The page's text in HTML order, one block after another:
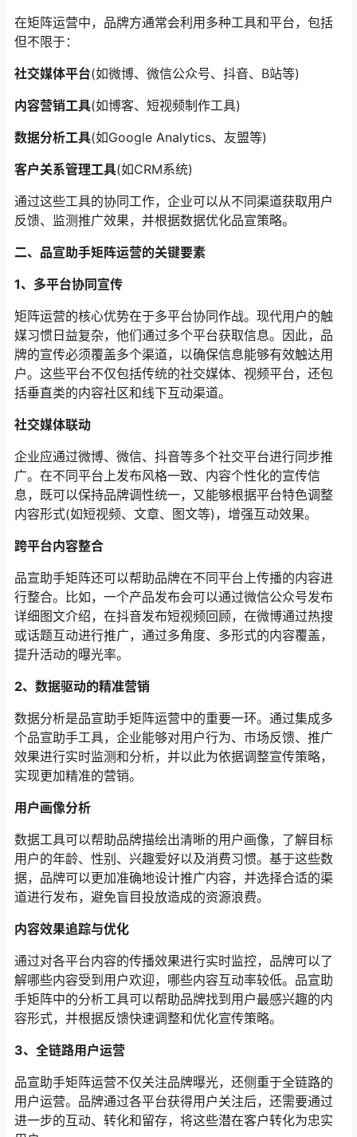
在矩阵运营中，品牌方通常会利用多种工具和平台，包括
但不限于：
社交媒体平台(如微博、微信公众号、抖音、B站等)
内容营销工具(如博客、短视频制作工具)
数据分析工具(如Google Analytics、友盟等)
客户关系管理工具(如CRM系统)
通过这些工具的协同工作，企业可以从不同渠道获取用户
反馈、监测推广效果，并根据数据优化品宣策略。
二、品宣助手矩阵运营的关键要素
1、多平台协同宣传
矩阵运营的核心优势在于多平台协同作战。现代用户的触
媒习惯日益复杂，他们通过多个平台获取信息。因此，品
牌的宣传必须覆盖多个渠道，以确保信息能够有效触达用
户。这些平台不仅包括传统的社交媒体、视频平台，还包
括垂直类的内容社区和线下互动渠道。
社交媒体联动
企业应通过微博、微信、抖音等多个社交平台进行同步推
广。在不同平台上发布风格一致、内容个性化的宣传信
息，既可以保持品牌调性统一，又能够根据平台特色调整
内容形式(如短视频、文章、图文等)，增强互动效果。
跨平台内容整合
品宣助手矩阵还可以帮助品牌在不同平台上传播的内容进
行整合。比如，一个产品发布会可以通过微信公众号发布
详细图文介绍，在抖音发布短视频回顾，在微博通过热搜
或话题互动进行推广，通过多角度、多形式的内容覆盖，
提升活动的曝光率。
2、数据驱动的精准营销
数据分析是品宣助手矩阵运营中的重要一环。通过集成多
个品宣助手工具，企业能够对用户行为、市场反馈、推广
效果进行实时监测和分析，并以此为依据调整宣传策略，
实现更加精准的营销。
用户画像分析
数据工具可以帮助品牌描绘出清晰的用户画像，了解目标
用户的年龄、性别、兴趣爱好以及消费习惯。基于这些数
据，品牌可以更加准确地设计推广内容，并选择合适的渠
道进行发布，避免盲目投放造成的资源浪费。
内容效果追踪与优化
通过对各平台内容的传播效果进行实时监控，品牌可以了
解哪些内容受到用户欢迎，哪些内容互动率较低。品宣助
手矩阵中的分析工具可以帮助品牌找到用户最感兴趣的内
容形式，并根据反馈快速调整和优化宣传策略。
3、全链路用户运营
品宣助手矩阵运营不仅关注品牌曝光，还侧重于全链路的
用户运营。品牌通过各平台获得用户关注后，还需要通过
进一步的互动、转化和留存，将这些潜在客户转化为忠实